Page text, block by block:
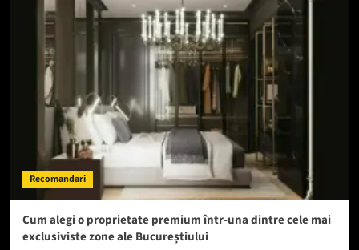
Recomandari
Cum alegi o proprietate premium într-una dintre cele mai
exclusiviste zone ale Bucureștiului